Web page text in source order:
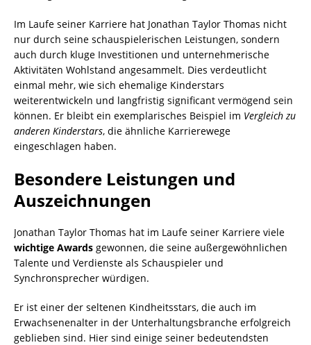
Im Laufe seiner Karriere hat Jonathan Taylor Thomas nicht
nur durch seine schauspielerischen Leistungen, sondern
auch durch kluge Investitionen und unternehmerische
Aktivitäten Wohlstand angesammelt. Dies verdeutlicht
einmal mehr, wie sich ehemalige Kinderstars
weiterentwickeln und langfristig significant vermögend sein
können. Er bleibt ein exemplarisches Beispiel im Vergleich zu
anderen Kinderstars, die ähnliche Karrierewege
eingeschlagen haben.
Besondere Leistungen und
Auszeichnungen
Jonathan Taylor Thomas hat im Laufe seiner Karriere viele
wichtige Awards gewonnen, die seine außergewöhnlichen
Talente und Verdienste als Schauspieler und
Synchronsprecher würdigen.
Er ist einer der seltenen Kindheitsstars, die auch im
Erwachsenenalter in der Unterhaltungsbranche erfolgreich
geblieben sind. Hier sind einige seiner bedeutendsten